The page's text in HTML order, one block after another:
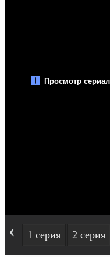
‹ 1 серия 2 серия